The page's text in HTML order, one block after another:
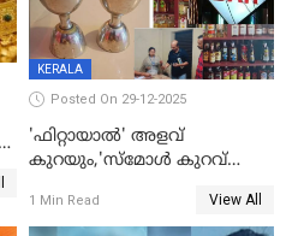
KERALA
Posted On 29-12-2025
'ഫിറ്റായാൽ' അളവ്
കുറയും,'സ്‌മോൾ കുറവ്
പിഴ
1 Min Read View All